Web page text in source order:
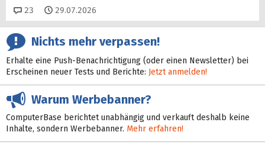
23 Kommentare
29.07.2026
Nichts mehr verpassen!
Erhalte eine Push-Benachrichtigung (oder einen Newsletter) bei
Erscheinen neuer Tests und Berichte: Jetzt anmelden!
Warum Werbebanner?
ComputerBase berichtet unabhängig und verkauft deshalb keine
Inhalte, sondern Werbebanner. Mehr erfahren!